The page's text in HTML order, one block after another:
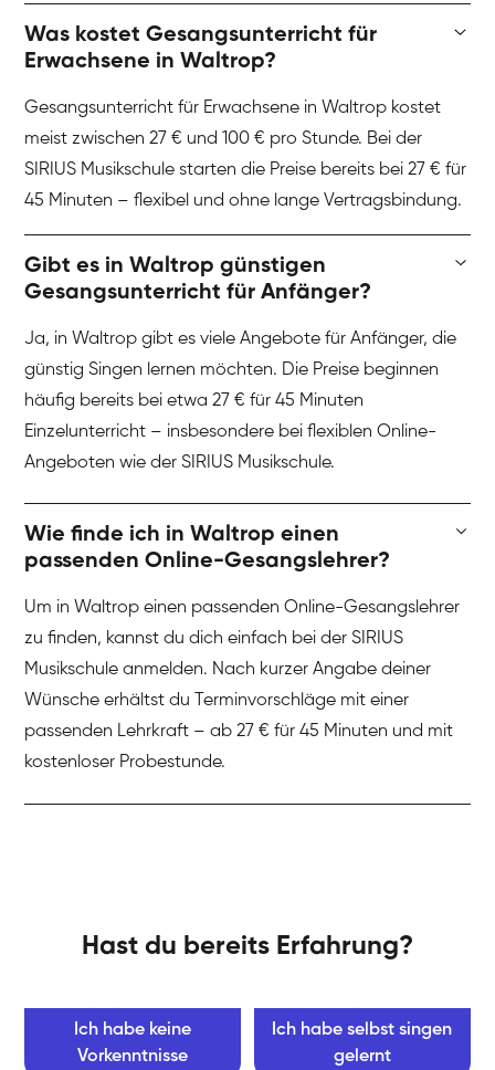
Was kostet Gesangsunterricht für
Erwachsene in Waltrop?
Gesangsunterricht für Erwachsene in Waltrop kostet
meist zwischen 27 € und 100 € pro Stunde. Bei der
SIRIUS Musikschule starten die Preise bereits bei 27 € für
45 Minuten – flexibel und ohne lange Vertragsbindung.
Gibt es in Waltrop günstigen
Gesangsunterricht für Anfänger?
Ja, in Waltrop gibt es viele Angebote für Anfänger, die
günstig Singen lernen möchten. Die Preise beginnen
häufig bereits bei etwa 27 € für 45 Minuten
Einzelunterricht – insbesondere bei flexiblen Online-
Angeboten wie der SIRIUS Musikschule.
Wie finde ich in Waltrop einen
passenden Online-Gesangslehrer?
Um in Waltrop einen passenden Online-Gesangslehrer
zu finden, kannst du dich einfach bei der SIRIUS
Musikschule anmelden. Nach kurzer Angabe deiner
Wünsche erhältst du Terminvorschläge mit einer
passenden Lehrkraft – ab 27 € für 45 Minuten und mit
kostenloser Probestunde.
Hast du bereits Erfahrung?
Ich habe keine
Vorkenntnisse
Ich habe selbst singen
gelernt